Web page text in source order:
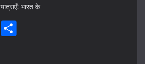
भारत के
E